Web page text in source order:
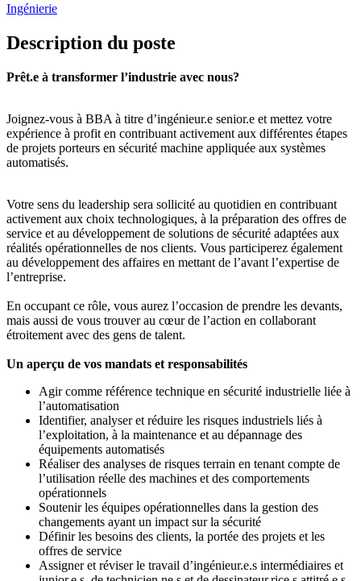
Ingénierie
Description du poste
Prêt.e à transformer l’industrie avec nous?
Joignez-vous à BBA à titre d’ingénieur.e senior.e et mettez votre
expérience à profit en contribuant activement aux différentes étapes
de projets porteurs en sécurité machine appliquée aux systèmes
automatisés.
Votre sens du leadership sera sollicité au quotidien en contribuant
activement aux choix technologiques, à la préparation des offres de
service et au développement de solutions de sécurité adaptées aux
réalités opérationnelles de nos clients. Vous participerez également
au développement des affaires en mettant de l’avant l’expertise de
l’entreprise.
En occupant ce rôle, vous aurez l’occasion de prendre les devants,
mais aussi de vous trouver au cœur de l’action en collaborant
étroitement avec des gens de talent.
Un aperçu de vos mandats et responsabilités
Agir comme référence technique en sécurité industrielle liée à
l’automatisation
Identifier, analyser et réduire les risques industriels liés à
l’exploitation, à la maintenance et au dépannage des
équipements automatisés
Réaliser des analyses de risques terrain en tenant compte de
l’utilisation réelle des machines et des comportements
opérationnels
Soutenir les équipes opérationnelles dans la gestion des
changements ayant un impact sur la sécurité
Définir les besoins des clients, la portée des projets et les
offres de service
Assigner et réviser le travail d’ingénieur.e.s intermédiaires et